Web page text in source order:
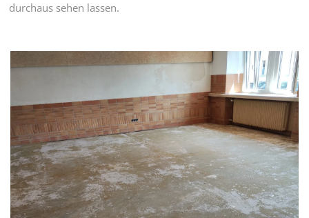
durchaus sehen lassen.